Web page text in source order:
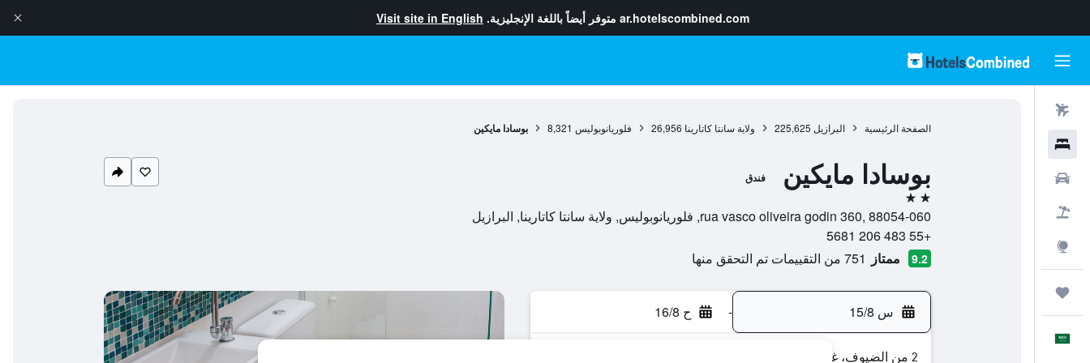
ar.hotelscombined.com متوفر أيضاً باللغة الإنجليزية. Visit site in English
الصفحة الرئيسية البرازيل 225,625 ولاية سانتا كاتارينا 26,956 فلوريانوبوليس 8,321 بوسادا مايكين
بوسادا مايكين فندق
2 نجمتين
rua vasco oliveira godin 360, 88054-060, فلوريانوبوليس, ولاية سانتا كاتارينا, البرازيل
+55 483 206 5681
9.2 ممتاز 751 من التقييمات تم التحقق منها
س 15/8 - ح 16/8
2 من الضيوف، غرفة واحدة